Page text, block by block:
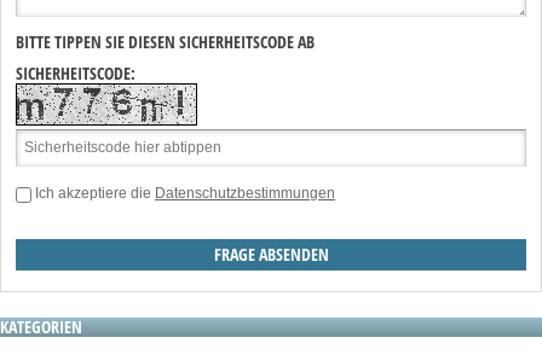
BITTE TIPPEN SIE DIESEN SICHERHEITSCODE AB
SICHERHEITSCODE:
Ich akzeptiere die Datenschutzbestimmungen
KATEGORIEN